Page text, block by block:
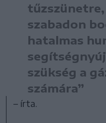
tűzszünetre,
szabadon
hatalmas
szükség a
számára”
– írta.